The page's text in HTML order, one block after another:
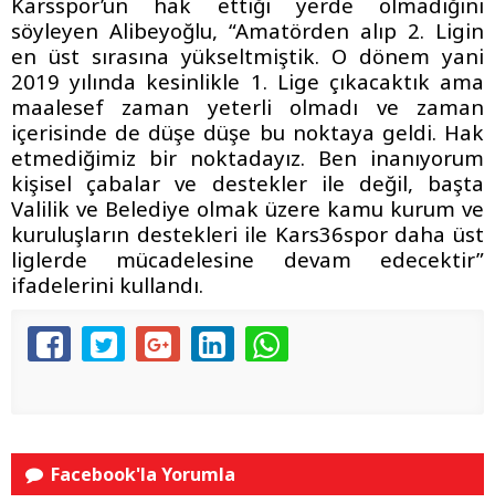
söyleyen Alibeyoğlu, “Amatörden alıp 2. Ligin
en üst sırasına yükseltmiştik. O dönem yani
2019 yılında kesinlikle 1. Lige çıkacaktık ama
maalesef zaman yeterli olmadı ve zaman
içerisinde de düşe düşe bu noktaya geldi. Hak
etmediğimiz bir noktadayız. Ben inanıyorum
kişisel çabalar ve destekler ile değil, başta
Valilik ve Belediye olmak üzere kamu kurum ve
kuruluşların destekleri ile Kars36spor daha üst
liglerde mücadelesine devam edecektir”
ifadelerini kullandı.
Facebook'la Yorumla